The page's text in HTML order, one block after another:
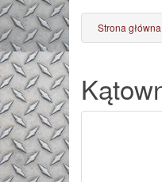
Strona główna